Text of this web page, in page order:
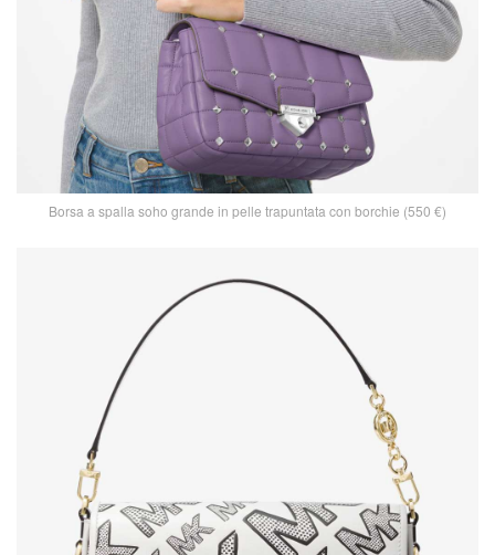
Borsa a spalla soho grande in pelle trapuntata con borchie (550 €)